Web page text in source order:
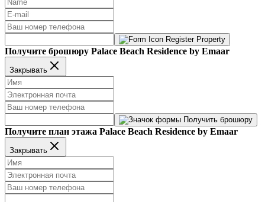
Register Property
Получите брошюру Palace Beach Residence by Emaar
Закрывать
Получить брошюру
Получите план этажа Palace Beach Residence by Emaar
Закрывать